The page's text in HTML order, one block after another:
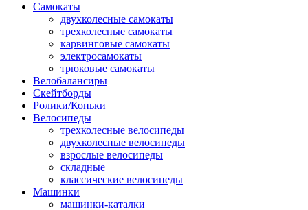
Самокаты
двухколесные самокаты
трехколесные самокаты
карвинговые самокаты
электросамокаты
трюковые самокаты
Велобалансиры
Скейтборды
Ролики/Коньки
Велосипеды
трехколесные велосипеды
двухколесные велосипеды
взрослые велосипеды
складные
классические велосипеды
Машинки
машинки-каталки